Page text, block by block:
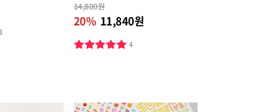
14,800원
20% 11,840원
4